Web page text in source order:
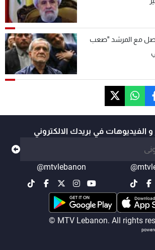
مع المرشد "صعب
و الفيديوهات في بريدك الالكتروني
@mtvlebanon
© MTV Lebanon. All rights